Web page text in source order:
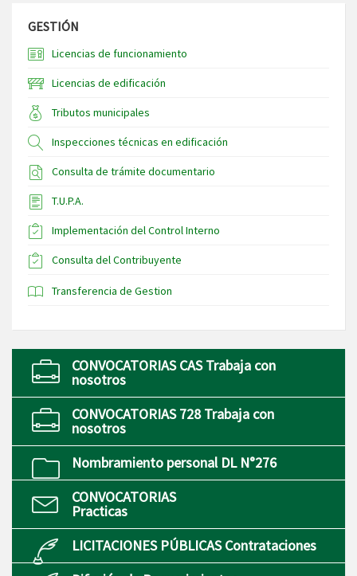
GESTIÓN
Licencias de funcionamiento
Licencias de edificación
Tributos municipales
Inspecciones técnicas en edificación
Consulta de trámite documentario
T.U.P.A.
Implementación del Control Interno
Consulta del Contribuyente
Transferencia de Gestion
CONVOCATORIAS CAS Trabaja con
nosotros
CONVOCATORIAS 728 Trabaja con
nosotros
Nombramiento personal DL N°276
CONVOCATORIAS
Practicas
LICITACIONES PÚBLICAS Contrataciones